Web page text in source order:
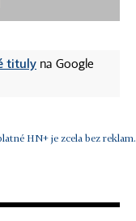
tituly na Google
HN+ je zcela bez reklam.